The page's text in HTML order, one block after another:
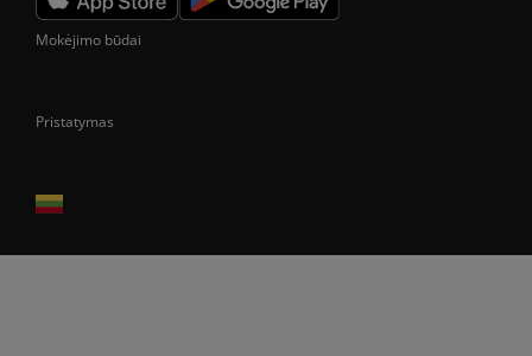
Mokėjimo būdai
Pristatymas